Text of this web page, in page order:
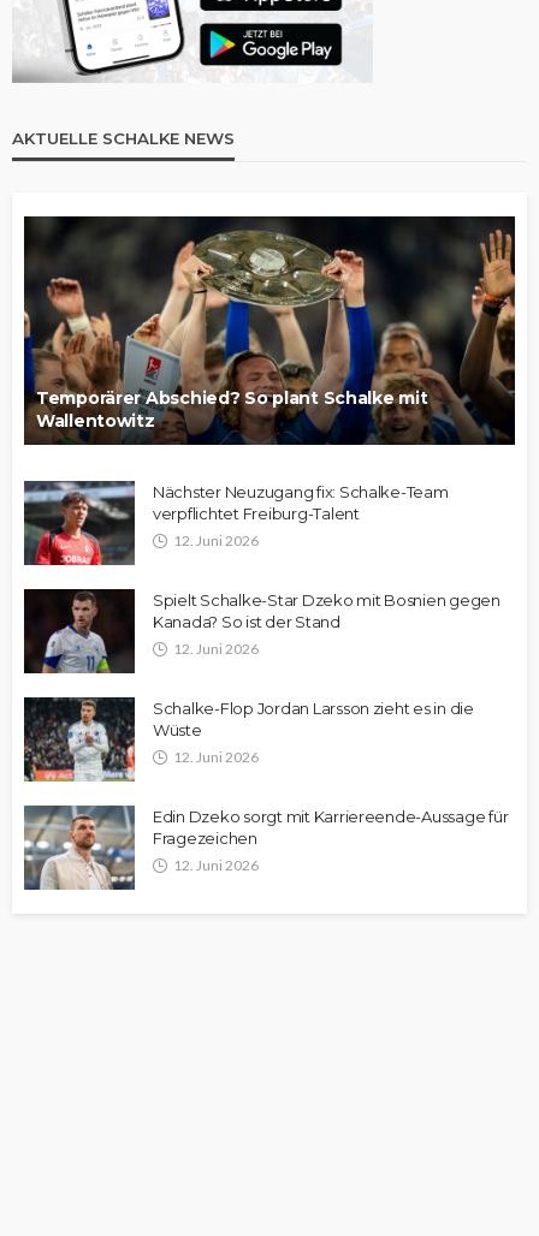
AKTUELLE SCHALKE NEWS
Temporärer Abschied? So plant Schalke mit
Wallentowitz
Nächster Neuzugang fix: Schalke-Team
verpflichtet Freiburg-Talent
12. Juni 2026
Spielt Schalke-Star Dzeko mit Bosnien gegen
Kanada? So ist der Stand
12. Juni 2026
Schalke-Flop Jordan Larsson zieht es in die
Wüste
12. Juni 2026
Edin Dzeko sorgt mit Karriereende-Aussage für
Fragezeichen
12. Juni 2026